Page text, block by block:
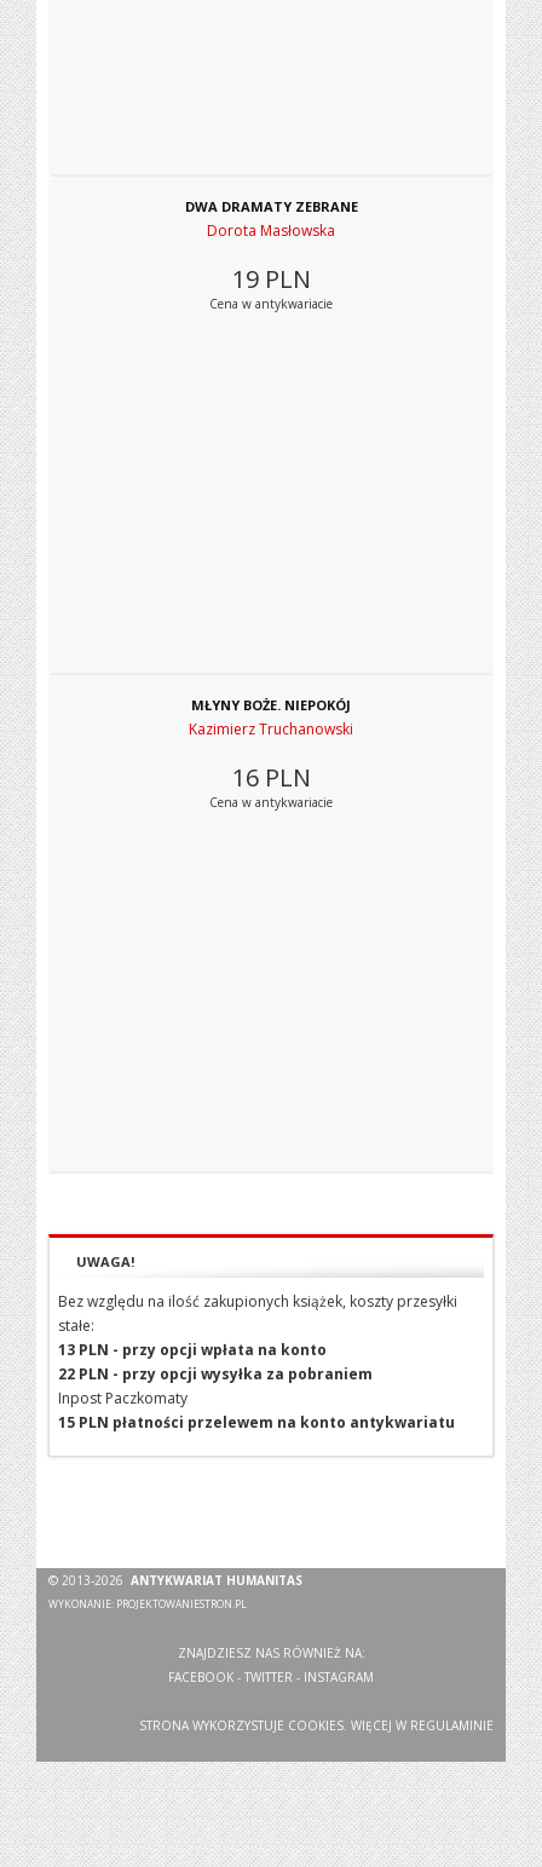
DWA DRAMATY ZEBRANE
Dorota Masłowska
19 PLN
Cena w antykwariacie
MŁYNY BOŻE. NIEPOKÓJ
Kazimierz Truchanowski
16 PLN
Cena w antykwariacie
UWAGA!
Bez względu na ilość zakupionych książek, koszty przesyłki
stałe:
13 PLN - przy opcji wpłata na konto
22 PLN - przy opcji wysyłka za pobraniem
Inpost Paczkomaty
15 PLN płatności przelewem na konto antykwariatu
© 2013-2026ANTYKWARIAT HUMANITAS
WYKONANIE: PROJEKTOWANIESTRON.PL
ZNAJDZIESZ NAS RÓWNIEŻ NA:
FACEBOOK - TWITTER - INSTAGRAM
STRONA WYKORZYSTUJE COOKIES. WIĘCEJ W REGULAMINIE